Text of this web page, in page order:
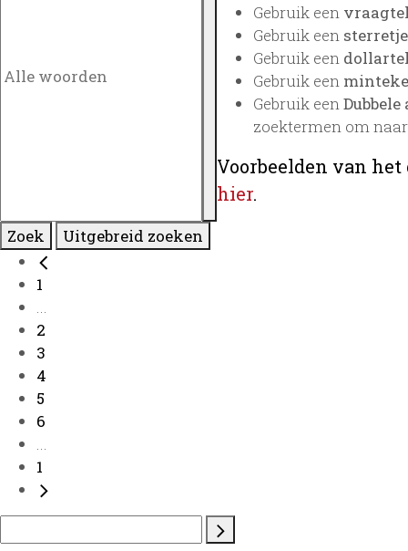
Gebruik een
Gebruik een
Gebruik een
Gebruik een
Gebruik een
zoektermen om
Voorbeelden van
hier.
Zoek Uitgebreid zoeken
1
2
3
4
5
6
1